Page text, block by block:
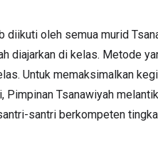
diikuti oleh semua murid
diajarkan di kelas. Metode
Untuk memaksimalkan
Pimpinan Tsanawiyah
santri berkompeten